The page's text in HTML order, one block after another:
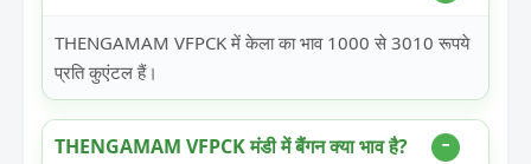
THENGAMAM VFPCK में केला का भाव 1000 से 3010 रूपये
प्रति कुएंटल हैं।
THENGAMAM VFPCK मंडी में बैंगन क्या भाव है?